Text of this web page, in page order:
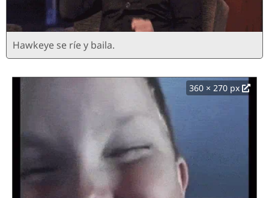
Hawkeye se ríe y baila.
360 × 270 px